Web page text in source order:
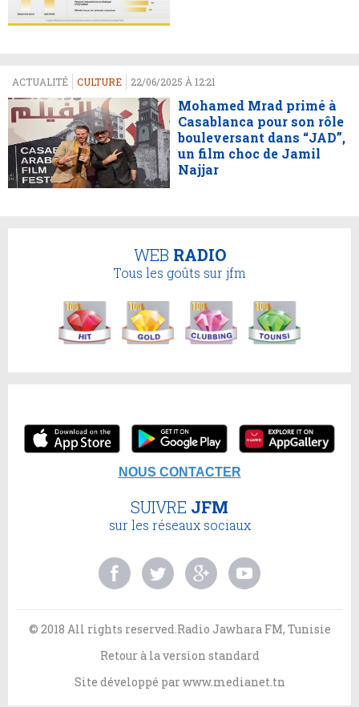
ACTUALITÉ CULTURE 22/06/2025 À 12:21
Mohamed Mrad primé à
Casablanca pour son rôle
bouleversant dans “JAD”,
un film choc de Jamil
Najjar
WEB RADIO
Tous les goûts sur jfm
NOUS CONTACTER
SUIVRE JFM
sur les réseaux sociaux
© 2018 All rights reserved.Radio Jawhara FM, Tunisie
Retour à la version standard
Site développé parwww.medianet.tn